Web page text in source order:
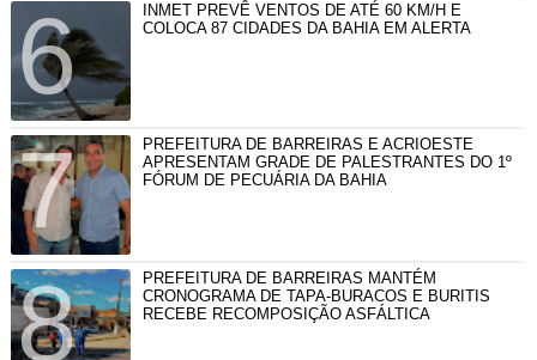
INMET PREVÊ VENTOS DE ATÉ 60 KM/H E
COLOCA 87 CIDADES DA BAHIA EM ALERTA
PREFEITURA DE BARREIRAS E ACRIOESTE
APRESENTAM GRADE DE PALESTRANTES DO 1º
FÓRUM DE PECUÁRIA DA BAHIA
PREFEITURA DE BARREIRAS MANTÉM
CRONOGRAMA DE TAPA-BURACOS E BURITIS
RECEBE RECOMPOSIÇÃO ASFÁLTICA